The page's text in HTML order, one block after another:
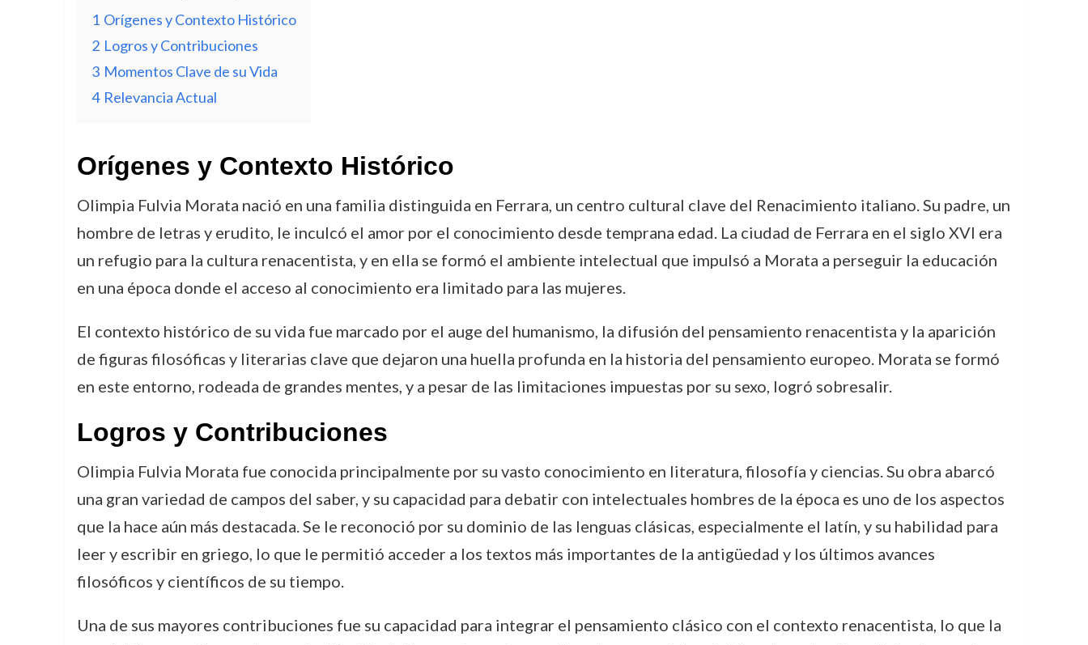
1 Orígenes y Contexto Histórico
2 Logros y Contribuciones
3 Momentos Clave de su Vida
4 Relevancia Actual
Orígenes y Contexto Histórico
Olimpia Fulvia Morata nació en una familia distinguida en Ferrara, un centro cultural clave del Renacimiento italiano. Su padre, un
hombre de letras y erudito, le inculcó el amor por el conocimiento desde temprana edad. La ciudad de Ferrara en el siglo XVI era
un refugio para la cultura renacentista, y en ella se formó el ambiente intelectual que impulsó a Morata a perseguir la educación
en una época donde el acceso al conocimiento era limitado para las mujeres.
El contexto histórico de su vida fue marcado por el auge del humanismo, la difusión del pensamiento renacentista y la aparición
de figuras filosóficas y literarias clave que dejaron una huella profunda en la historia del pensamiento europeo. Morata se formó
en este entorno, rodeada de grandes mentes, y a pesar de las limitaciones impuestas por su sexo, logró sobresalir.
Logros y Contribuciones
Olimpia Fulvia Morata fue conocida principalmente por su vasto conocimiento en literatura, filosofía y ciencias. Su obra abarcó
una gran variedad de campos del saber, y su capacidad para debatir con intelectuales hombres de la época es uno de los aspectos
que la hace aún más destacada. Se le reconoció por su dominio de las lenguas clásicas, especialmente el latín, y su habilidad para
leer y escribir en griego, lo que le permitió acceder a los textos más importantes de la antigüedad y los últimos avances
filosóficos y científicos de su tiempo.
Una de sus mayores contribuciones fue su capacidad para integrar el pensamiento clásico con el contexto renacentista, lo que la